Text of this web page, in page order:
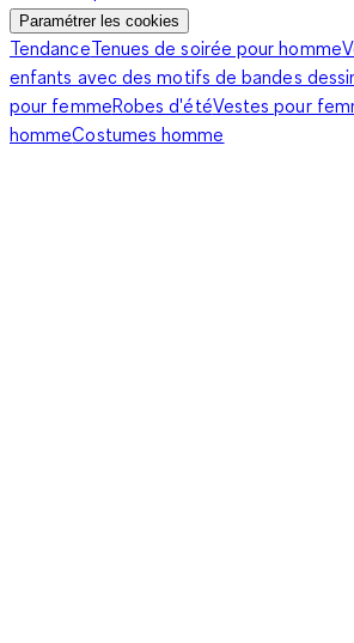
Paramétrer les cookies
TendanceTenues de soirée pour homme
enfants avec des motifs de bandes
pour femmeRobes d'étéVestes pour
hommeCostumes homme